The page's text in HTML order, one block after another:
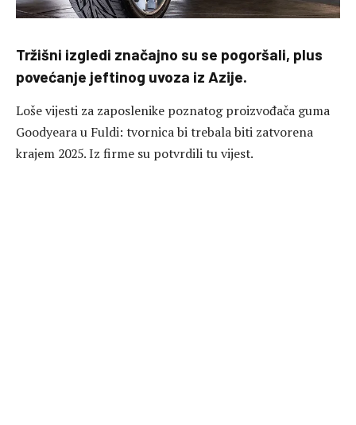
Tržišni izgledi značajno su se pogoršali, plus
povećanje jeftinog uvoza iz Azije.
Loše vijesti za zaposlenike poznatog proizvođača guma
Goodyeara u Fuldi: tvornica bi trebala biti zatvorena
krajem 2025. Iz firme su potvrdili tu vijest.